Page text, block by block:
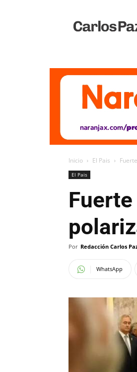
Vivo
Inicio El Pais
El Pais
Por Redacción Carlos
WhatsApp